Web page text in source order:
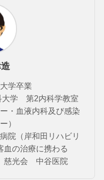
学卒業
大学 第2内科学教室
・血液内科及び感染
）
院（岸和田リハビリ
血の治療に携わる
光会 中谷医院